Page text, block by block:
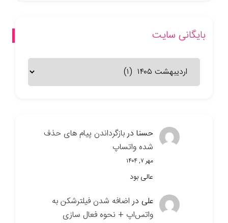
بایگانی سایت
بایگانی
سایت
حسنا دربازگرداندن پیام های حذف
شده واتساپ
مهر ۷, ۱۴۰۴
عالی بود
علی دراضافه شدن فیلترشکن به
واتس‌اپ + نحوه فعال سازی